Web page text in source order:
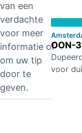
van een
verdachte
voor meer
informatie of
om uw tip
door te
geven.
OON-
voor